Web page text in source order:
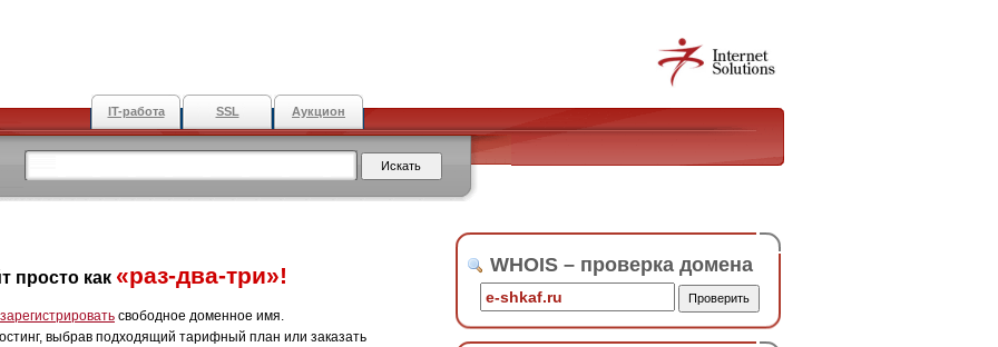
IT-работа SSL Аукцион
просто как «раз-два-три»!
зарегистрировать свободное доменное имя.
выбрав подходящий тарифный план или заказать
WHOIS – проверка домена